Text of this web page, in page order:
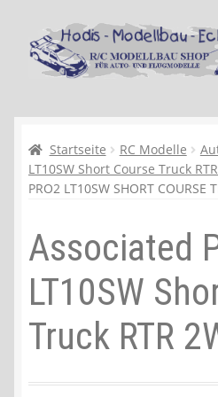
Zur
Navigation
springen
Zum
Inhalt
springen
Kasse
Mein Konto
Recycling, Entsorgung und
Shop
Warenkorb
Ablauf einer Bestellung
Startseite RC Modelle
LT10SW Short Course Truck
PRO2 LT10SW SHORT COURSE
Associated
LT10SW
Truck RTR